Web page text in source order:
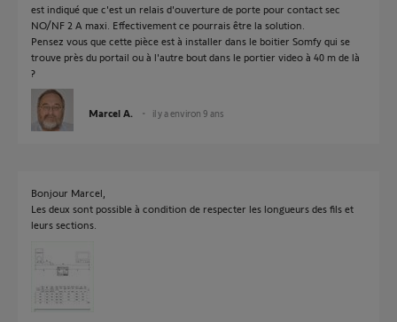
est indiqué que c'est un relais d'ouverture de porte pour contact sec
NO/NF 2 A maxi. Effectivement ce pourrais être la solution.
Pensez vous que cette pièce est à installer dans le boitier Somfy qui se
trouve près du portail ou à l'autre bout dans le portier video à 40 m de là
?
Marcel A. il y a environ 9 ans
Bonjour Marcel,
Les deux sont possible à condition de respecter les longueurs des fils et
leurs sections.